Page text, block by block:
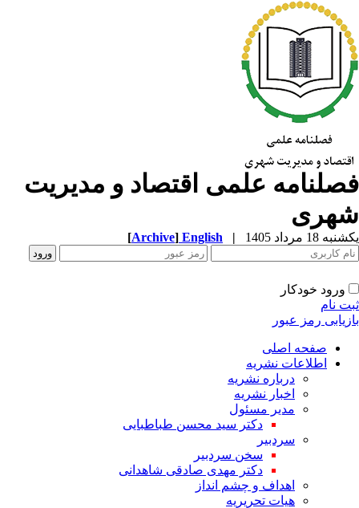
علمی اقتصاد و مدیریت
18 مرداد 1405 |
English
[Archive]
ورود خودکار
نام
رمز عبور
صفحه اصلی
اطلاعات نشریه
درباره نشریه
اخبار نشریه
مدیر مسئول
دکتر سید محسن طباطبایی
سردبیر
سخن سردبیر
دکتر مهدی صادقی شاهدانی
اهداف و چشم انداز
هیات تحریریه